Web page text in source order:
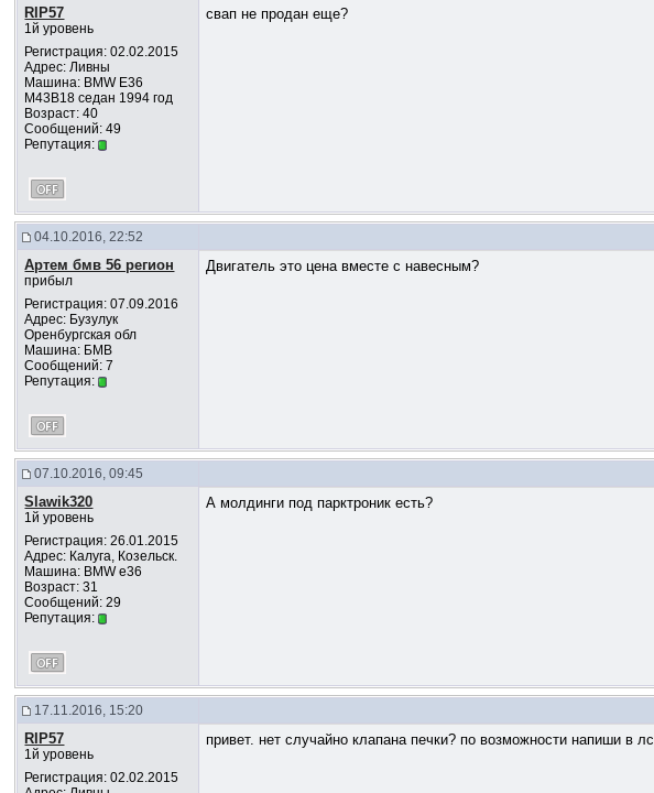
RIP57
1й уровень
Регистрация: 02.02.2015
Адрес: Ливны
Машина: BMW E36
M43B18 седан 1994 год
Возраст: 40
Сообщений: 49
Репутация:
свап не продан еще?
04.10.2016, 22:52
Артем бмв 56 регион
прибыл
Регистрация: 07.09.2016
Адрес: Бузулук
Оренбургская обл
Машина: БМВ
Сообщений: 7
Репутация:
Двигатель это цена вместе с навесным?
07.10.2016, 09:45
Slawik320
1й уровень
Регистрация: 26.01.2015
Адрес: Калуга, Козельск.
Машина: BMW e36
Возраст: 31
Сообщений: 29
Репутация:
А молдинги под парктроник есть?
17.11.2016, 15:20
RIP57
1й уровень
Регистрация: 02.02.2015
привет. нет случайно клапана печки? по возможности напиши в лс